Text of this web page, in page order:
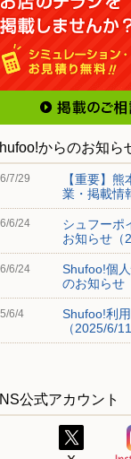
からのお知ら
7/29
【重要】
業・掲載情
6/24
シュフーポ
お知らせ（
6/24
Shufoo!個
のお知らせ
6/4
Shufoo!利
（2025/6/
公式アカウント